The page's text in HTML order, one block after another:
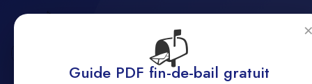
Coordination entretien ascenseurs
Jura bernois Bienne
📬
Guide PDF fin-de-bail gratuit